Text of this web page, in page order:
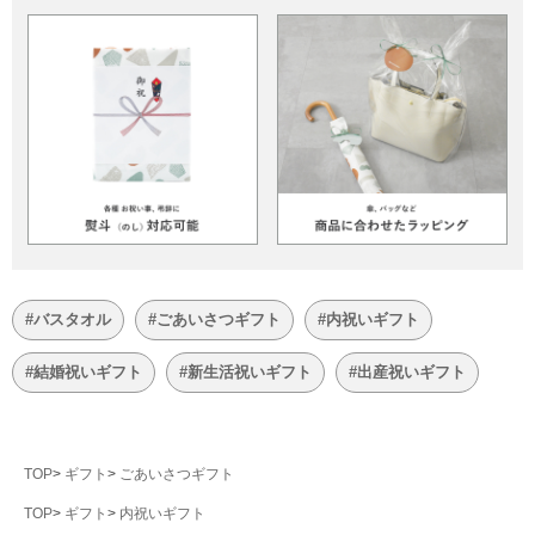
#バスタオル #ごあいさつギフト #内祝いギフト
#結婚祝いギフト #新生活祝いギフト #出産祝いギフト
TOP ギフト ごあいさつギフト
TOP ギフト 内祝いギフト